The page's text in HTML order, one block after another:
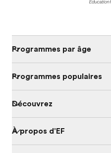
Programmes par âge
Programmes populaires
Découvrez
À propos d'EF